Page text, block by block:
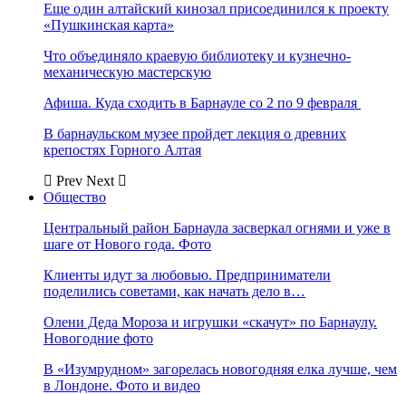
Еще один алтайский кинозал присоединился к проекту
«Пушкинская карта»
Что объединяло краевую библиотеку и кузнечно-
механическую мастерскую
Афиша. Куда сходить в Барнауле со 2 по 9 февраля
В барнаульском музее пройдет лекция о древних
крепостях Горного Алтая
Prev Next
Общество
Центральный район Барнаула засверкал огнями и уже в
шаге от Нового года. Фото
Клиенты идут за любовью. Предприниматели
поделились советами, как начать дело в…
Олени Деда Мороза и игрушки «скачут» по Барнаулу.
Новогодние фото
В «Изумрудном» загорелась новогодняя елка лучше, чем
в Лондоне. Фото и видео